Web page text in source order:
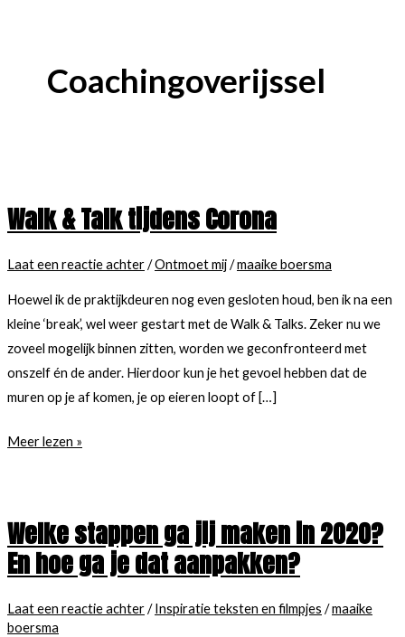
Coachingoverijssel
Walk & Talk tijdens Corona
Laat een reactie achter/Ontmoet mij/maaike boersma
Hoewel ik de praktijkdeuren nog even gesloten houd, ben ik na een
kleine ‘break’, wel weer gestart met de Walk & Talks. Zeker nu we
zoveel mogelijk binnen zitten, worden we geconfronteerd met
onszelf én de ander. Hierdoor kun je het gevoel hebben dat de
muren op je af komen, je op eieren loopt of […]
Walk
Corona
Meer lezen »
Welke stappen ga jij maken in 2020?
En hoe ga je dat aanpakken?
Laat een reactie achter/Inspiratie teksten en filmpjes /maaike
boersma